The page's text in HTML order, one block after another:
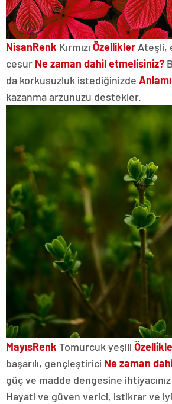
NisanRenk Kırmızı Özellikler Ateşli,
cesur Ne zaman dahil etmelisiniz?
da korkusuzluk istediğinizde Anlamı
kazanma arzunuzu destekler.
MayısRenk Tomurcuk yeşili
başarılı, gençleştirici Ne zaman
güç ve madde dengesine
Hayati ve güven verici, istikrar ve